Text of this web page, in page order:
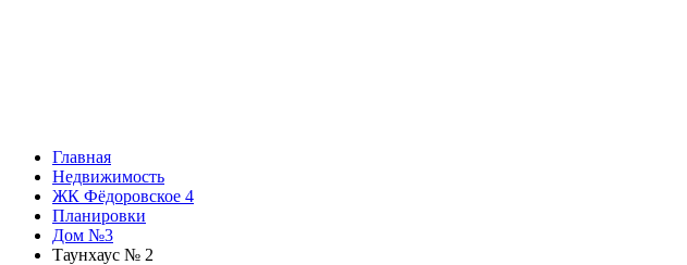
Главная
Недвижимость
ЖК Фёдоровское 4
Планировки
Дом №3
Таунхаус № 2